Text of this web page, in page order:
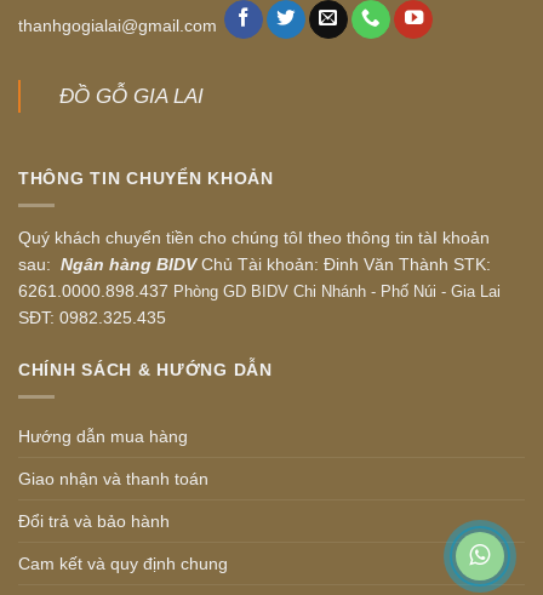
thanhgogialai@gmail.com
ĐỒ GỖ GIA LAI
THÔNG TIN CHUYỂN KHOẢN
Quý khách chuyển tiền cho chúng tôI theo thông tin tàI khoản
sau: Ngân hàng BIDVChủ Tài khoản: Đinh Văn Thành STK:
6261.0000.898.437 Phòng GD BIDV Chi Nhánh - Phố Núi - Gia Lai
SĐT: 0982.325.435
CHÍNH SÁCH & HƯỚNG DẪN
Hướng dẫn mua hàng
Giao nhận và thanh toán
Đổi trả và bảo hành
Cam kết và quy định chung